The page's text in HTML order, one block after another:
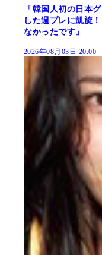
「韓国人初の日本
した週プレに凱旋
なかったです」
2026年08月03日 20:00